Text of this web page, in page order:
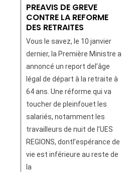
PREAVIS DE GREVE
CONTRE LA REFORME
DES RETRAITES
Vous le savez, le 10 janvier
dernier, la Première Ministre a
annoncé un report del’âge
légal de départ à la retraite à
64 ans. Une réforme qui va
toucher de pleinfouet les
salariés, notamment les
travailleurs de nuit de l’UES
REGIONS, dontl’espérance de
vie est inférieure au reste de
la